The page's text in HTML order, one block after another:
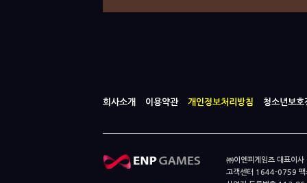
회사소개 이용약관 개인정보처리방침 청소년보호
㈜이엔피게임즈 대표이
고객센터 1644-0759